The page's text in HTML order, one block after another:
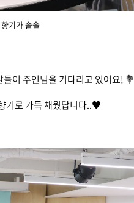
기가 솔솔
이 주인님을 기다리고 있어요! 💐
기로 가득 채웠답니다..♥️